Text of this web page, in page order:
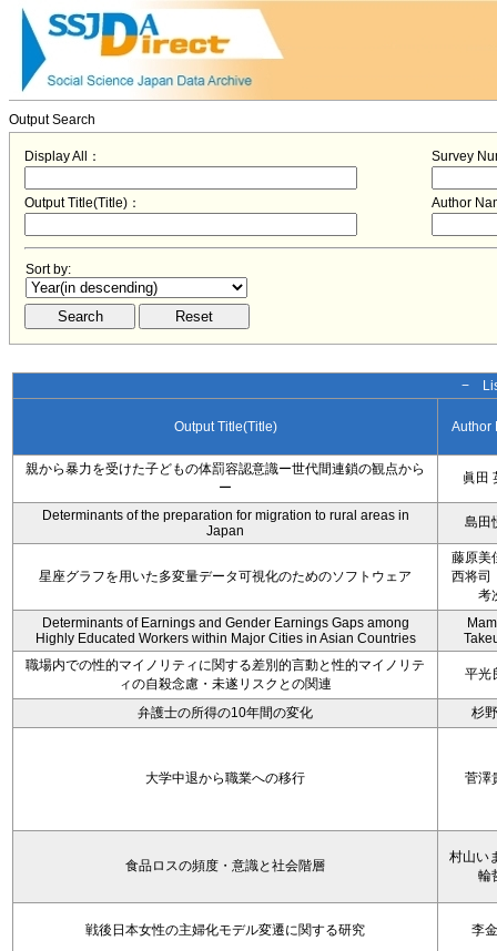
Output Search
Display All： Survey
Output Title(Title)： Author
Sort by:
−
Output Title(Title) Author
親から暴力を受けた子どもの体罰容認意識ー世代間連鎖の観点から
ー
眞田
Determinants of the preparation for migration to rural areas in
Japan
島田
星座グラフを用いた多変量データ可視化のためのソフトウェア
藤原美
西将司
考
Determinants of Earnings and Gender Earnings Gaps among
Highly Educated Workers within Major Cities in Asian Countries
職場内での性的マイノリティに関する差別的言動と性的マイノリテ
ィの自殺念慮・未遂リスクとの関連
平光
弁護士の所得の10年間の変化 杉
大学中退から職業への移行 菅澤
食品ロスの頻度・意識と社会階層
村山い
輪
戦後日本女性の主婦化モデル変遷に関する研究 李